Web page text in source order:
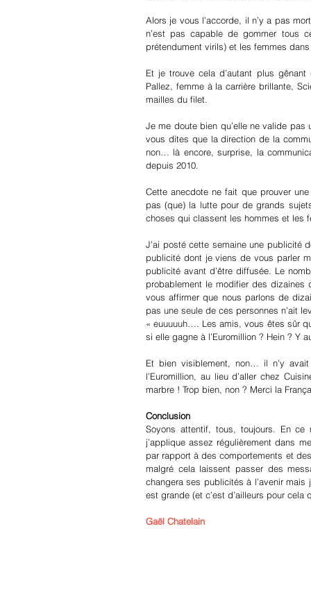
Alors je vous l’accorde, il n’y a pas
n’est pas capable de gommer tous
prétendument virils) et les femmes
Et je trouve cela d’autant plus
Pallez, femme à la carrière brillante,
mailles du filet.
Je me doute bien qu’elle ne valide
vous dites que la direction de la
non… là encore, surprise, la
depuis 2010.
Cette anecdote ne fait que prouver
pas (que) la lutte pour de grands
choses qui classent les hommes et les
J’ai posté cette semaine une publicité
publicité dont je viens de vous parler
publicité avant d’être diffusée. Le
probablement le modifier des dizaines
vous affirmer que nous parlons de
pas une seule de ces personnes n’ait
« euuuuuh…. Les amis, vous êtes sûr
si elle gagne à l’Euromillion ? Hein ? Y
Et bien visiblement, non… il n’y
l’Euromillion, au lieu d’aller chez
marbre ! Trop bien, non ? Merci la
Conclusion
Soyons attentif, tous, toujours. En
j’applique assez régulièrement dans
par rapport à des comportements et
malgré cela laissent passer des
changera ses publicités à l’avenir
est grande (et c’est d’ailleurs pour
Gaël Chatelain